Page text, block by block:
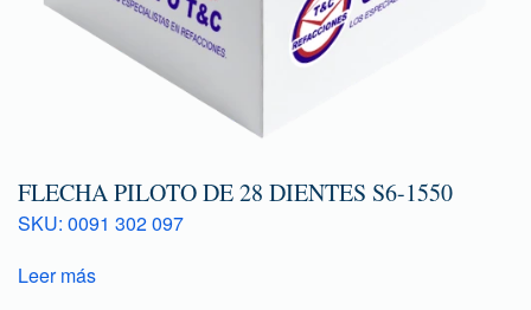
FLECHA PILOTO DE 28 DIENTES S6-1550
SKU: 0091 302 097
Leer más